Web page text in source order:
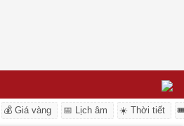
💰 Giá vàng 📅 Lịch âm ☀️ Thời tiết